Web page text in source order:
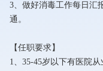
3、做好消毒工作每日汇
通。
【任职要求】
1、35-45岁以下有医院从